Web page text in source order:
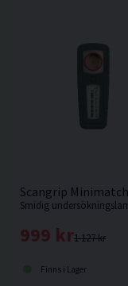
Scangrip
1 127 kr
999 kr
Finns i Lager